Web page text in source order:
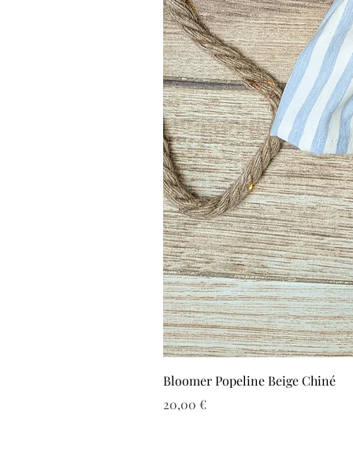
Bloomer Popeline Beige Chiné
Prix
20,00 €